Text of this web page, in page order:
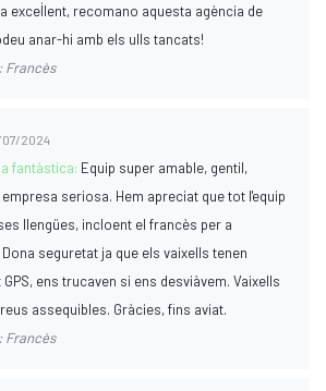
excel·lent, recomano aquesta agència de
anar-hi amb els ulls tancats!
Francès
07/2024
fantàstica: Equip super amable, gentil,
seriosa. Hem apreciat que tot l'equip
llengües, incloent el francès per a
seguretat ja que els vaixells tenen
ens trucaven si ens desviàvem. Vaixells
assequibles. Gràcies, fins aviat.
Francès